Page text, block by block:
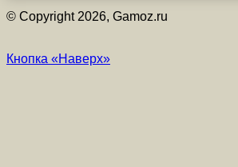
© Copyright 2026, Gamoz.ru
Кнопка «Наверх»